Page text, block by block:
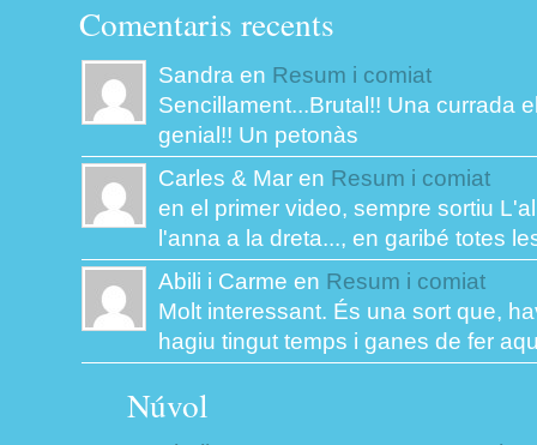
Comentaris recents
Sandra en Resum i comiat
Sencillament...Brutal!! Una currada
genial!! Un petonàs
Carles & Mar en Resum i comiat
en el primer video, sempre sortiu
l'anna a la dreta..., en garibé totes
Abili i Carme en Resum i comiat
Molt interessant. És una sort que,
hagiu tingut temps i ganes de fer
Núvol